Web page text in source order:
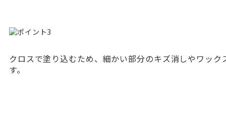
クロスで塗り込むため、細かい部分のキズ消しやワッ
す。